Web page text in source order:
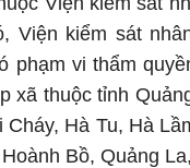
Viện kiểm sát
phạm vi thẩm
xã thuộc tỉnh
Cháy, Hà Tu, Hà
Bồ, Quảng